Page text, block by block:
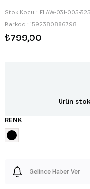
Stok Kodu
FLAW-031-005-325
Barkod : 1592380886798
₺799,00
Ürün
RENK
Gelince Haber Ver